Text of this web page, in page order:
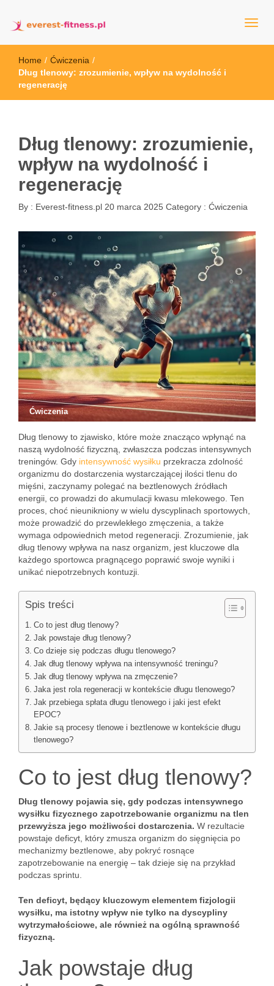
everest-fitness.pl
Home / Ćwiczenia /
Dług tlenowy: zrozumienie, wpływ na wydolność i
regenerację
Dług tlenowy: zrozumienie,
wpływ na wydolność i
regenerację
By : Everest-fitness.pl 20 marca 2025 Category : Ćwiczenia
Ćwiczenia
Dług tlenowy to zjawisko, które może znacząco wpłynąć na
naszą wydolność fizyczną, zwłaszcza podczas intensywnych
treningów. Gdy intensywność wysiłku przekracza zdolność
organizmu do dostarczenia wystarczającej ilości tlenu do
mięśni, zaczynamy polegać na beztlenowych źródłach
energii, co prowadzi do akumulacji kwasu mlekowego. Ten
proces, choć nieunikniony w wielu dyscyplinach sportowych,
może prowadzić do przewlekłego zmęczenia, a także
wymaga odpowiednich metod regeneracji. Zrozumienie, jak
dług tlenowy wpływa na nasz organizm, jest kluczowe dla
każdego sportowca pragnącego poprawić swoje wyniki i
unikać niepotrzebnych kontuzji.
Spis treści
Co to jest dług tlenowy?
Jak powstaje dług tlenowy?
Co dzieje się podczas długu tlenowego?
Jak dług tlenowy wpływa na intensywność treningu?
Jak dług tlenowy wpływa na zmęczenie?
Jaka jest rola regeneracji w kontekście długu tlenowego?
Jak przebiega spłata długu tlenowego i jaki jest efekt
EPOC?
Jakie są procesy tlenowe i beztlenowe w kontekście długu
tlenowego?
Co to jest dług tlenowy?
Dług tlenowy pojawia się, gdy podczas intensywnego
wysiłku fizycznego zapotrzebowanie organizmu na tlen
przewyższa jego możliwości dostarczenia. W rezultacie
powstaje deficyt, który zmusza organizm do sięgnięcia po
mechanizmy beztlenowe, aby pokryć rosnące
zapotrzebowanie na energię – tak dzieje się na przykład
podczas sprintu.
Ten deficyt, będący kluczowym elementem fizjologii
wysiłku, ma istotny wpływ nie tylko na dyscypliny
wytrzymałościowe, ale również na ogólną sprawność
fizyczną.
Jak powstaje dług